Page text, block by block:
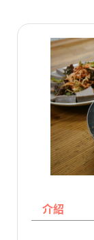
介紹